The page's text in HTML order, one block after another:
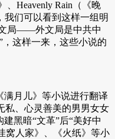
、Heavenly Rain（《晚
我们可以看到这样一组明
文局——外文局是中共中
这样一来，这些小说的
月儿》等小说进行翻译
私、心灵善美的男男女女
黑暗“文革”后“美好中
窝人家》、《火纸》等小